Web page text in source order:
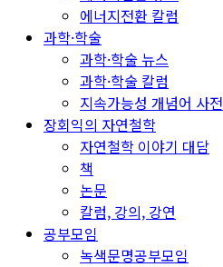
에너지전환 칼럼
과학·학술
과학·학술 뉴스
과학·학술 칼럼
지속가능성 개념어 사전
장회익의 자연철학
자연철학 이야기 대담
책
논문
칼럼, 강의, 강연
공부모임
녹색문명공부모임